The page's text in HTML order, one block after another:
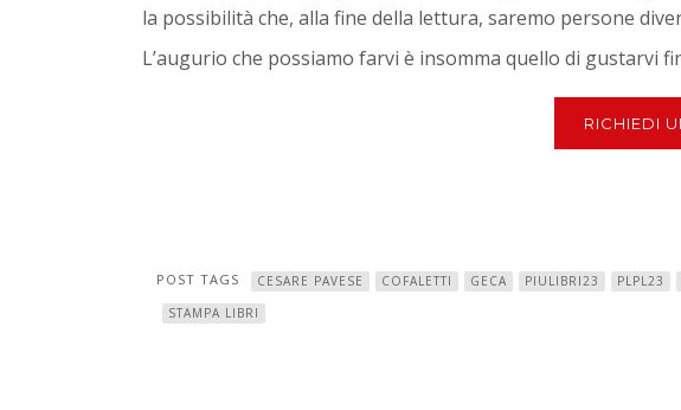
la possibilità che, alla fine della lettura, saremo persone
L’augurio che possiamo farvi è insomma quello di gustarvi
RICHIEDI
POST TAGS CESARE PAVESE COFALETTI GECA PIULIBRI23 PLPL23
STAMPA LIBRI